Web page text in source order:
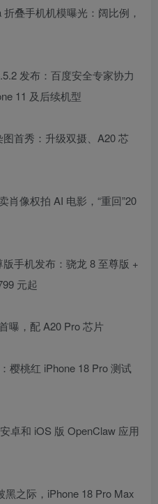
叠手机机模曝光：阔比例，
发布：百度安全专家协力
11 及后续机型
首秀：升级双摄、A20 芯
肖像权拍 AI 电影，“重回”20
手机发布：骁龙 8 至尊版 +
元起
曝，配 A20 Pro 芯片
樱桃红 iPhone 18 Pro 测试
卓和 iOS 版 OpenClaw 应用
之际，iPhone 18 Pro Max